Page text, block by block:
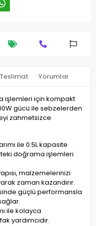
Yorumlar
işlemleri için kompakt
gücü ile sebzelerden
zahmetsizce
ile 0.5L kapasite
doğrama işlemleri
malzemelerinizi
zaman kazandırır.
güçlü performansla
ile kolayca
yardımcıdır.